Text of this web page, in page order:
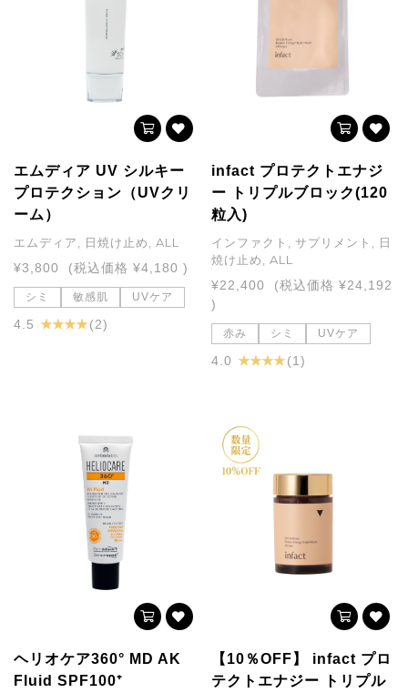
エムディア UV シルキー
プロテクション（UVクリ
ーム）
エムディア, 日焼け止め, ALL
¥3,800
(税込価格 ¥4,180 )
シミ 敏感肌 UVケア
4.5 ★ ★ ★ ★(2)
infact プロテクトエナジ
ー トリプルブロック(120
粒入)
インファクト, サプリメント, 日
焼け止め, ALL
¥22,400
(税込価格 ¥24,192
)
赤み シミ UVケア
4.0 ★ ★ ★ ★ (1)
ヘリオケア360° MD AK
Fluid SPF100⁺
【10％OFF】 infact プロ
テクトエナジー トリプル